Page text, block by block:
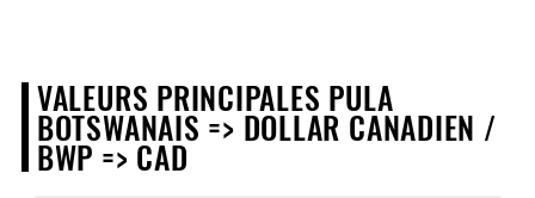
VALEURS PRINCIPALES PULA
BOTSWANAIS => DOLLAR CANADIEN /
BWP => CAD